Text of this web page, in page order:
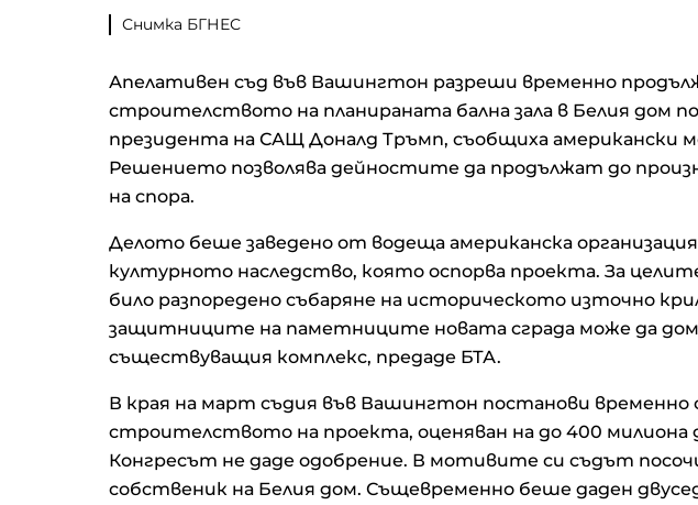
Снимка БГНЕС
Апелативен съд във Вашингтон разреши временно
строителството на планираната бална зала в Белия дом
президента на САЩ Доналд Тръмп, съобщиха американски
Решението позволява дейностите да продължат до
на спора.
Делото беше заведено от водеща американска организация
културното наследство, която оспорва проекта. За
било разпоредено събаряне на историческото източно
защитниците на паметниците новата сграда може да
съществуващия комплекс, предаде БТА.
В края на март съдия във Вашингтон постанови временно
строителството на проекта, оценяван на до 400 милиона
Конгресът не даде одобрение. В мотивите си съдът
собственик на Белия дом. Същевременно беше даден